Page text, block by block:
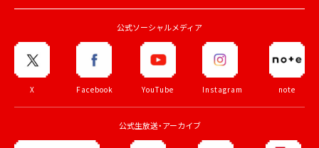
公式ソーシャルメディア
X Facebook YouTube Instagram note
公式生放送・アーカイブ